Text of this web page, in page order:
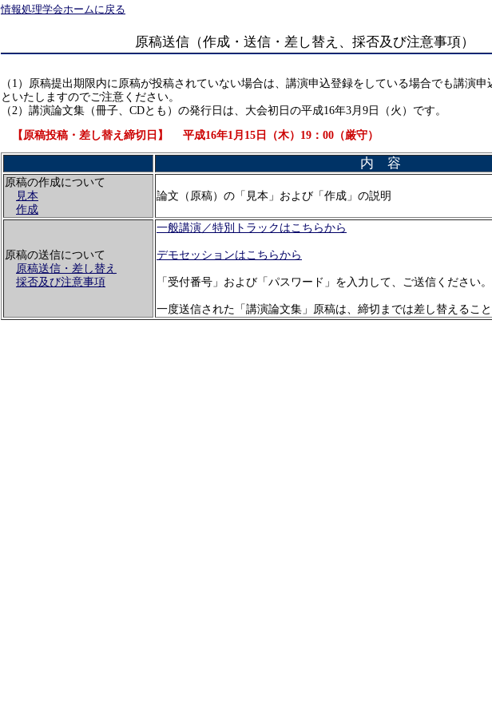
情報処理学会ホームに戻る
原稿送信（作成・送信・差し替え、採否及び注意事項）
（1）原稿提出期限内に原稿が投稿されていない場合は、講演申込登録をしている場合でも講演
といたしますのでご注意ください。
（2）講演論文集（冊子、CDとも）の発行日は、大会初日の平成16年3月9日（火）です。
【原稿投稿・差し替え締切日】 平成16年1月15日（木）19：00（厳守）
内 容
原稿の作成について
見本
作成
論文（原稿）の「見本」および「作成」の説明
原稿の送信について
原稿送信・差し替え
採否及び注意事項
一般講演／特別トラックはこちらから
デモセッションはこちらから
「受付番号」および「パスワード」を入力して、ご送信ください。
一度送信された「講演論文集」原稿は、締切までは差し替えること